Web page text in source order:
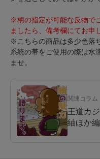
※柄の指定が可能な反物で
ましたら、備考欄にてお申
※こちらの商品は多少色落
系統の帯をご使用の際は水
ませ。
関連コラム
王道カ
紬ほか